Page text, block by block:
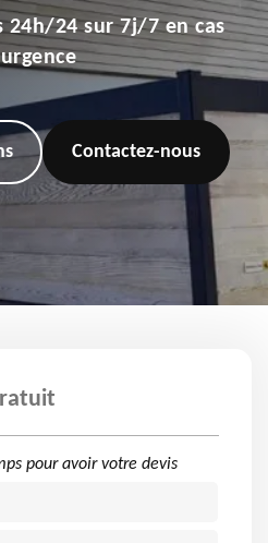
24h/24 sur 7j/7 en cas
Contactez-nous
pour avoir votre devis